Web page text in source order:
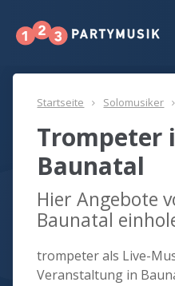
Startseite Solomusiker
Trompeter
Baunatal
Hier Angebote
Baunatal
trompeter als Live-
Veranstaltung in